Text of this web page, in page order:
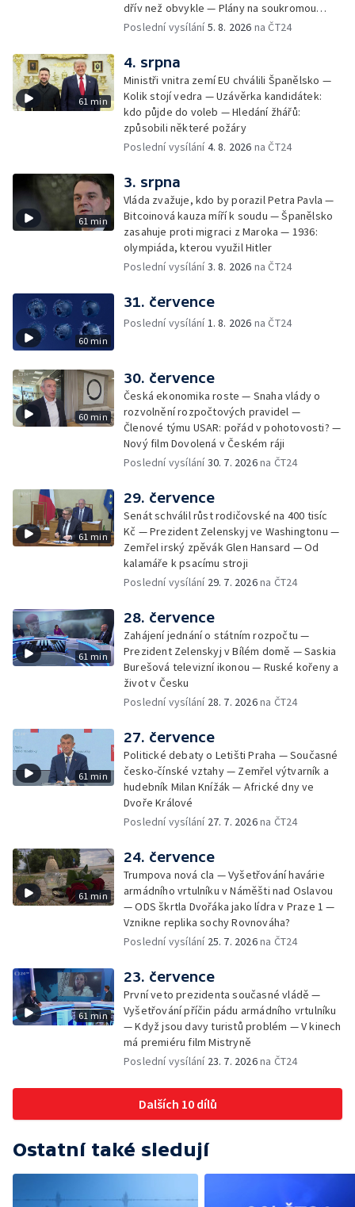
dřív než obvykle — Plány na soukromou
orbitální stanici
Poslední vysílání5. 8. 2026 na ČT24
61 min
4. srpna
Ministři vnitra zemí EU chválili Španělsko —
Kolik stojí vedra — Uzávěrka kandidátek:
kdo půjde do voleb — Hledání žhářů:
způsobili některé požáry
Poslední vysílání4. 8. 2026 na ČT24
61 min
3. srpna
Vláda zvažuje, kdo by porazil Petra Pavla —
Bitcoinová kauza míří k soudu — Španělsko
zasahuje proti migraci z Maroka — 1936:
olympiáda, kterou využil Hitler
Poslední vysílání3. 8. 2026 na ČT24
60 min
31. července
Poslední vysílání1. 8. 2026 na ČT24
60 min
30. července
Česká ekonomika roste — Snaha vlády o
rozvolnění rozpočtových pravidel —
Členové týmu USAR: pořád v pohotovosti? —
Nový film Dovolená v Českém ráji
Poslední vysílání30. 7. 2026na ČT24
61 min
29. července
Senát schválil růst rodičovské na 400 tisíc
Kč — Prezident Zelenskyj ve Washingtonu —
Zemřel irský zpěvák Glen Hansard — Od
kalamáře k psacímu stroji
Poslední vysílání 29. 7. 2026na ČT24
61 min
28. července
Zahájení jednání o státním rozpočtu —
Prezident Zelenskyj v Bílém domě — Saskia
Burešová televizní ikonou — Ruské kořeny a
život v Česku
Poslední vysílání 28. 7. 2026na ČT24
61 min
27. července
Politické debaty o Letišti Praha — Současné
česko-čínské vztahy — Zemřel výtvarník a
hudebník Milan Knížák — Africké dny ve
Dvoře Králové
Poslední vysílání 27. 7. 2026na ČT24
61 min
24. července
Trumpova nová cla — Vyšetřování havárie
armádního vrtulníku v Náměšti nad Oslavou
— ODS škrtla Dvořáka jako lídra v Praze 1 —
Vznikne replika sochy Rovnováha?
Poslední vysílání 25. 7. 2026na ČT24
61 min
23. července
První veto prezidenta současné vládě —
Vyšetřování příčin pádu armádního vrtulníku
— Když jsou davy turistů problém — V kinech
má premiéru film Mistryně
Poslední vysílání 23. 7. 2026na ČT24
Dalších 10 dílů
Ostatní také sledují